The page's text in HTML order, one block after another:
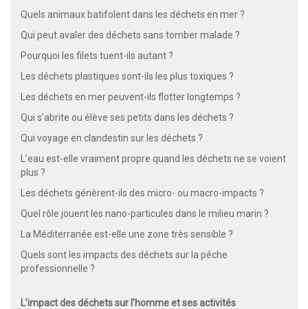
Quels animaux batifolent dans les déchets en mer ?
Qui peut avaler des déchets sans tomber malade ?
Pourquoi les filets tuent-ils autant ?
Les déchets plastiques sont-ils les plus toxiques ?
Les déchets en mer peuvent-ils flotter longtemps ?
Qui s’abrite ou élève ses petits dans les déchets ?
Qui voyage en clandestin sur les déchets ?
L’eau est-elle vraiment propre quand les déchets ne se voient
plus ?
Les déchets génèrent-ils des micro- ou macro-impacts ?
Quel rôle jouent les nano-particules dans le milieu marin ?
La Méditerranée est-elle une zone très sensible ?
Quels sont les impacts des déchets sur la pêche
professionnelle ?
L’impact des déchets sur l’homme et ses activités